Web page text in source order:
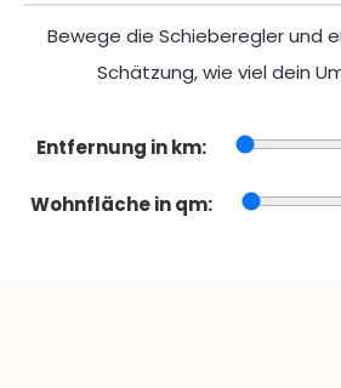
Bewege die Schieberegler und
Schätzung, wie viel dein
Entfernung in km:
Wohnfläche in qm: